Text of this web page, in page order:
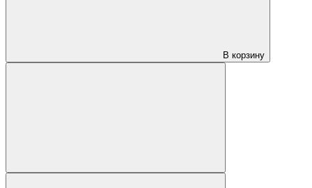
В корзину